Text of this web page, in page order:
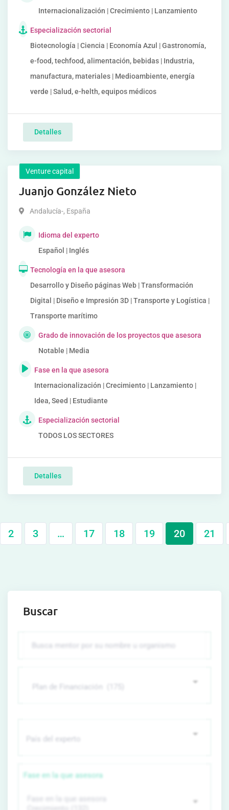
Internacionalización | Crecimiento | Lanzamiento
Especialización sectorial
Biotecnología | Ciencia | Economía Azul | Gastronomía,
e-food, techfood, alimentación, bebidas | Industria,
manufactura, materiales | Medioambiente, energía
verde | Salud, e-helth, equipos médicos
Detalles
Venture capital
Juanjo González Nieto
Andalucía-, España
Idioma del experto
Español | Inglés
Tecnología en la que asesora
Desarrollo y Diseño páginas Web | Transformación
Digital | Diseño e Impresión 3D | Transporte y Logística |
Transporte marítimo
Grado de innovación de los proyectos que asesora
Notable | Media
Fase en la que asesora
Internacionalización | Crecimiento | Lanzamiento |
Idea, Seed | Estudiante
Especialización sectorial
TODOS LOS SECTORES
Detalles
2 3 … 17 18 19 20 21
Buscar
Fase en la que asesora